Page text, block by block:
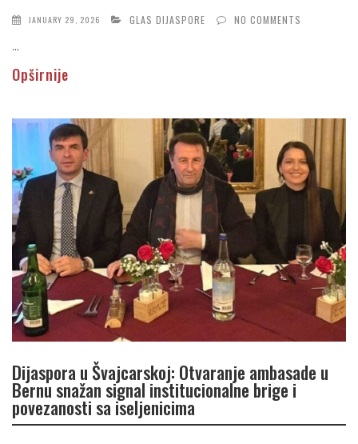
JANUARY 29, 2026 GLAS DIJASPORE NO COMMENTS
...
Opširnije
Dijaspora u Švajcarskoj: Otvaranje ambasade u
Bernu snažan signal institucionalne brige i
povezanosti sa iseljenicima